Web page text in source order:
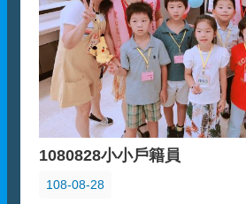
1080828小小戶籍員
108-08-28